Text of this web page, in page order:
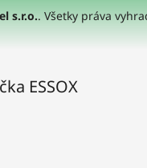
s.r.o.. Všetky práva
ESSOX